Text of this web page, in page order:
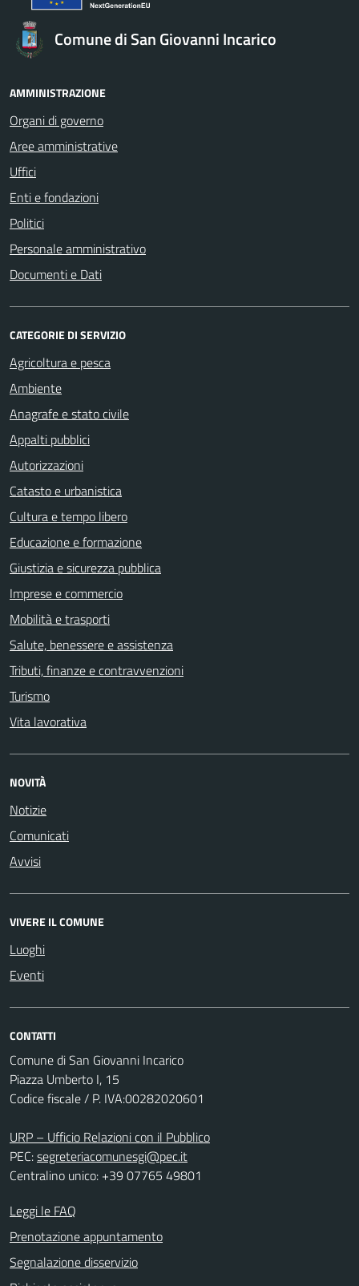
Comune di San Giovanni Incarico
AMMINISTRAZIONE
Organi di governo
Aree amministrative
Uffici
Enti e fondazioni
Politici
Personale amministrativo
Documenti e Dati
CATEGORIE DI SERVIZIO
Agricoltura e pesca
Ambiente
Anagrafe e stato civile
Appalti pubblici
Autorizzazioni
Catasto e urbanistica
Cultura e tempo libero
Educazione e formazione
Giustizia e sicurezza pubblica
Imprese e commercio
Mobilità e trasporti
Salute, benessere e assistenza
Tributi, finanze e contravvenzioni
Turismo
Vita lavorativa
NOVITÀ
Notizie
Comunicati
Avvisi
VIVERE IL COMUNE
Luoghi
Eventi
CONTATTI
Comune di San Giovanni Incarico
Piazza Umberto I, 15
Codice fiscale / P. IVA:00282020601
URP – Ufficio Relazioni con il Pubblico
PEC:segreteriacomunesgi@pec.it
Centralino unico: +39 07765 49801
Leggi le FAQ
Prenotazione appuntamento
Segnalazione disservizio